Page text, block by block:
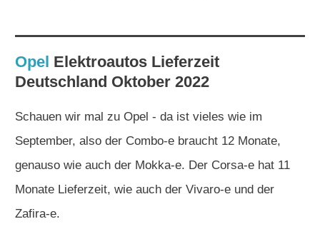
Opel Elektroautos Lieferzeit
Deutschland Oktober 2022
Schauen wir mal zu Opel - da ist vieles wie im
September, also der Combo-e braucht 12 Monate,
genauso wie auch der Mokka-e. Der Corsa-e hat 11
Monate Lieferzeit, wie auch der Vivaro-e und der
Zafira-e.